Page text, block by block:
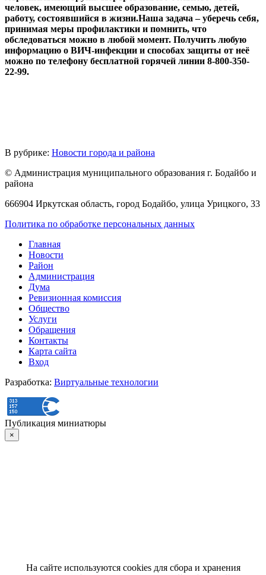
человек, имеющий высшее образование, семью, детей,
работу, состоявшийся в жизни.Наша задача – уберечь себя,
принимая меры профилактики и помнить, что
обследоваться можно в любой момент. Получить любую
информацию о ВИЧ-инфекции и способах защиты от неё
можно по телефону бесплатной горячей линии 8-800-350-
22-99.
В рубрике: Новости города и района
© Администрация муниципального образования г. Бодайбо и
района
666904 Иркутская область, город Бодайбо, улица Урицкого, 33
Политика по обработке персональных данных
Главная
Новости
Район
Администрация
Дума
Ревизионная комиссия
Общество
Услуги
Обращения
Контакты
Карта сайта
Вход
Разработка: Виртуальные технологии
Публикация миниатюры
×
На сайте используются cookies для сбора и хранения